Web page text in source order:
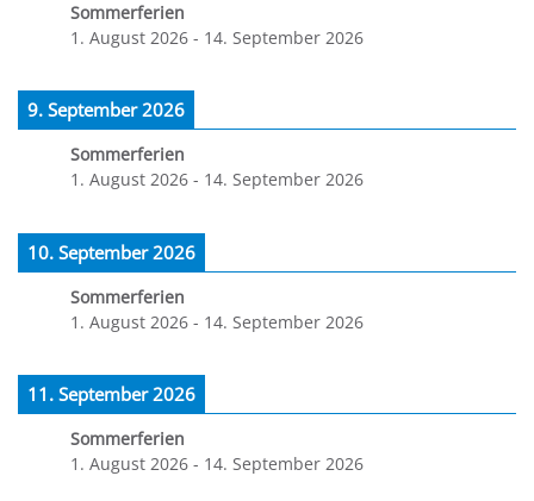
Sommerferien
1. August 2026 - 14. September 2026
9. September 2026
Sommerferien
1. August 2026 - 14. September 2026
10. September 2026
Sommerferien
1. August 2026 - 14. September 2026
11. September 2026
Sommerferien
1. August 2026 - 14. September 2026